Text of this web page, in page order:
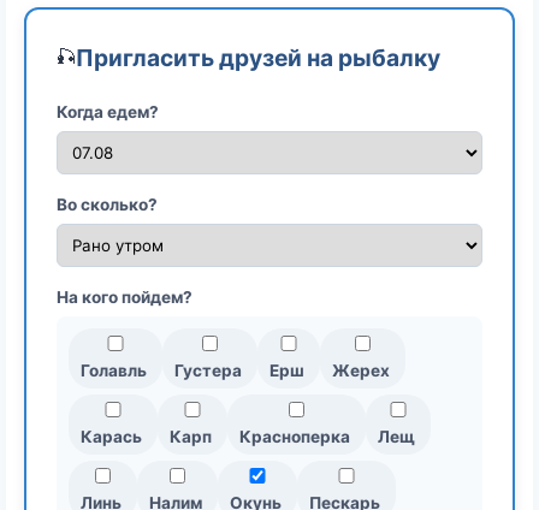
🎣Пригласить друзей на рыбалку
Когда едем?
Во сколько?
На кого пойдем?
Голавль Густера Ерш Жерех
Карась Карп Красноперка Лещ
Линь Налим Окунь Пескарь